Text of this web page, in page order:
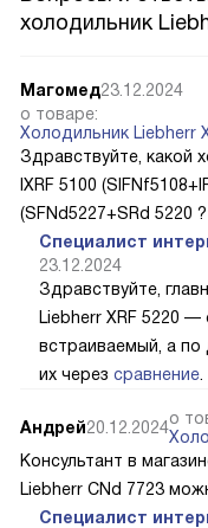
холодильник
Магомед23.12.2024
о товаре:
Холодильник Liebherr
Здравствуйте, какой
IXRF 5100
(SFNd5227+SRd 5220 ?
Специалист
23.12.2024
Здравствуйте,
Liebherr XRF 5220
встраиваемый, а
их через сравнение
Андрей20.12.2024о
Консультант в
Liebherr CNd 7723
Специалист